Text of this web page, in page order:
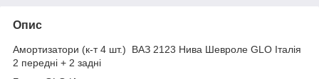
Опис
Амортизатори (к-т 4 шт.) ВАЗ 2123 Нива Шевроле GLO Італія
2 передні + 2 задні